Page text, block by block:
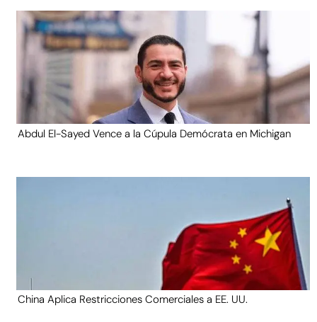
Abdul El-Sayed Vence a la Cúpula Demócrata en Michigan
China Aplica Restricciones Comerciales a EE. UU.